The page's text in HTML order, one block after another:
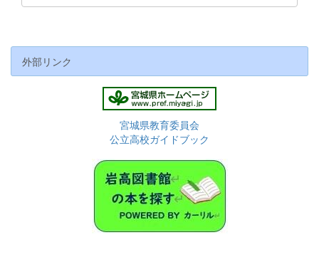
外部リンク
宮城県教育委員会
公立高校ガイドブック